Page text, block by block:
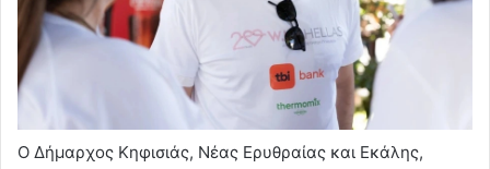
Ο Δήμαρχος Κηφισιάς, Νέας Ερυθραίας και Εκάλης,